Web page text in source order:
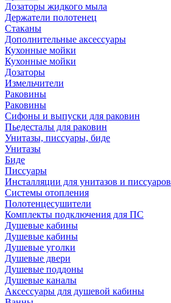
Дозаторы жидкого мыла
Держатели полотенец
Стаканы
Дополнительные аксессуары
Кухонные мойки
Кухонные мойки
Дозаторы
Измельчители
Раковины
Раковины
Сифоны и выпуски для раковин
Пьедесталы для раковин
Унитазы, писсуары, биде
Унитазы
Биде
Писсуары
Инсталляции для унитазов и писсуаров
Системы отопления
Полотенцесушители
Комплекты подключения для ПС
Душевые кабины
Душевые кабины
Душевые уголки
Душевые двери
Душевые поддоны
Душевые каналы
Аксессуары для душевой кабины